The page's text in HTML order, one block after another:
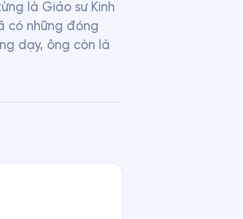
là Giáo sư Kinh
có những đóng
dạy, ông còn là